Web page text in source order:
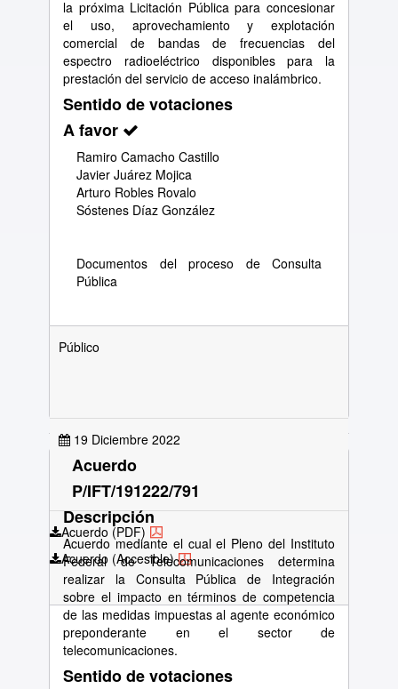
la próxima Licitación Pública para concesionar
el uso, aprovechamiento y explotación
comercial de bandas de frecuencias del
espectro radioeléctrico disponibles para la
prestación del servicio de acceso inalámbrico.
Sentido de votaciones
A favor
Ramiro Camacho Castillo
Javier Juárez Mojica
Arturo Robles Rovalo
Sóstenes Díaz González
Documentos del proceso de Consulta
Pública
Público
19 Diciembre 2022
Acuerdo (PDF)
Acuerdo (Accesible)
Acuerdo
P/IFT/191222/791
Descripción
Acuerdo mediante el cual el Pleno del Instituto
Federal de Telecomunicaciones determina
realizar la Consulta Pública de Integración
sobre el impacto en términos de competencia
de las medidas impuestas al agente económico
preponderante en el sector de
telecomunicaciones.
Sentido de votaciones